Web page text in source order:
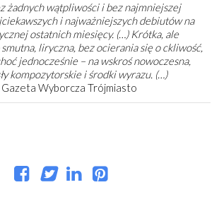
żadnych wątpliwości i bez najmniejszej
i najważniejszych debiutów na
ostatnich miesięcy. (…) Krótka, ale
liryczna, bez ocierania się o ckliwość,
jednocześnie – na wskroś nowoczesna,
kompozytorskie i środki wyrazu. (…)
Gazeta Wyborcza Trójmiasto